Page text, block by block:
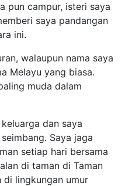
pun campur, isteri saya
saya pandangan
ini.
walaupun nama saya
Melayu yang biasa.
muda dalam
dan saya
Saya jaga
setiap hari bersama
di taman di Taman
di lingkungan umur